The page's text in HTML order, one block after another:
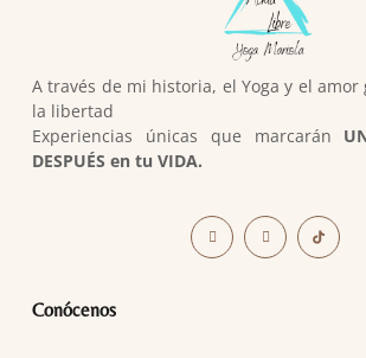
A través de mi historia, el Yoga y el amor
la libertad
Experiencias únicas que marcarán
DESPUÉS en tu VIDA.
Conócenos